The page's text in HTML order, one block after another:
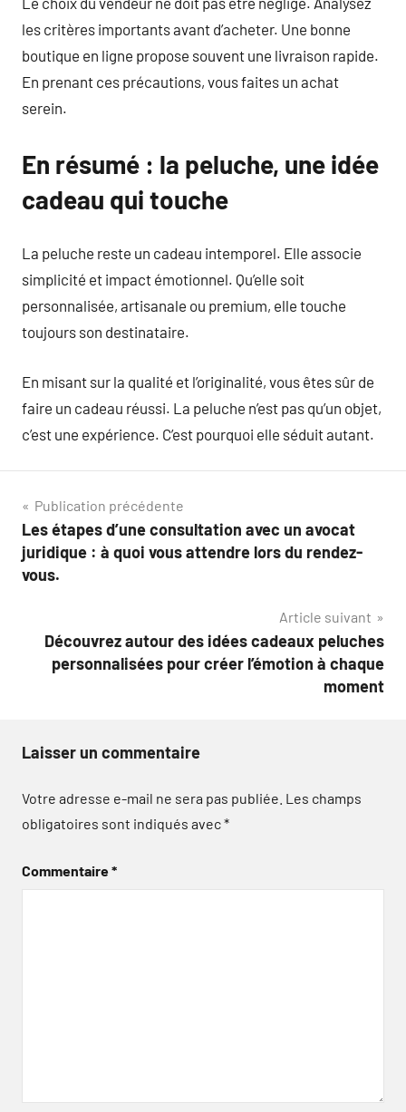
les critères importants avant d’acheter. Une bonne
boutique en ligne propose souvent une livraison rapide.
En prenant ces précautions, vous faites un achat
serein.
En résumé : la peluche, une idée
cadeau qui touche
La peluche reste un cadeau intemporel. Elle associe
simplicité et impact émotionnel. Qu’elle soit
personnalisée, artisanale ou premium, elle touche
toujours son destinataire.
En misant sur la qualité et l’originalité, vous êtes sûr de
faire un cadeau réussi. La peluche n’est pas qu’un objet,
c’est une expérience. C’est pourquoi elle séduit autant.
Navigation
de
l’article
Publication précédente
Les étapes d’une consultation avec un avocat
juridique : à quoi vous attendre lors du rendez-
vous.
Article suivant
Découvrez autour des idées cadeaux peluches
personnalisées pour créer l’émotion à chaque
moment
Laisser un commentaire
Votre adresse e-mail ne sera pas publiée. Les champs
obligatoires sont indiqués avec*
Commentaire*